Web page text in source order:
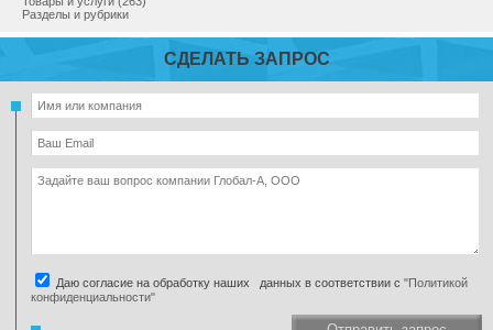
Разделы и рубрики
СДЕЛАТЬ ЗАПРОС
Даю согласие на обработку наших данных в соответствии с "Политикой
конфиденциальности"